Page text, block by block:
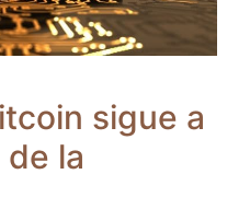
sigue a
la